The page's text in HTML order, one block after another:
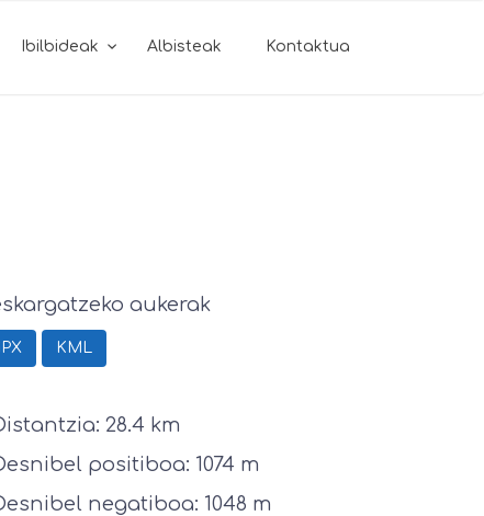
Ibilbideak Albisteak Kontaktua
aukerak
KML
28.4 km
positiboa: 1074 m
negatiboa: 1048 m